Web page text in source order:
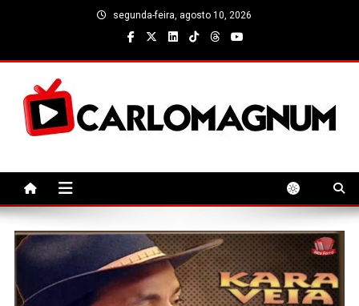
segunda-feira, agosto 10, 2026